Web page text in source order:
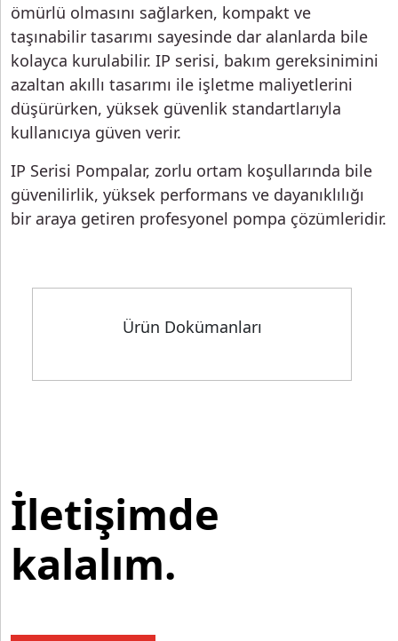
ömürlü olmasını sağlarken, kompakt ve
taşınabilir tasarımı sayesinde dar alanlarda bile
kolayca kurulabilir. IP serisi, bakım gereksinimini
azaltan akıllı tasarımı ile işletme maliyetlerini
düşürürken, yüksek güvenlik standartlarıyla
kullanıcıya güven verir.
IP Serisi Pompalar, zorlu ortam koşullarında bile
güvenilirlik, yüksek performans ve dayanıklılığı
bir araya getiren profesyonel pompa çözümleridir.
Ürün Dokümanları
İletişimde
kalalım.